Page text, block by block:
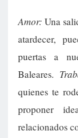
Amor: Una
atardecer,
puertas a
Baleares.
quienes te
proponer
relacionados